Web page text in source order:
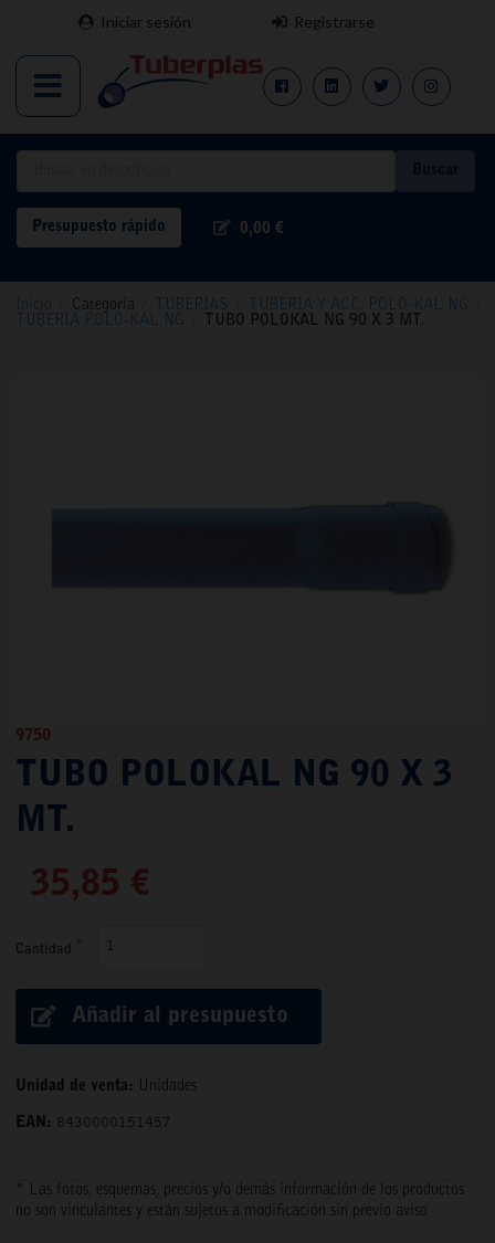
Iniciar sesión Registrarse
Presupuesto rápido 0,00 €
Inicio Categoría TUBERIAS TUBERIA Y ACC. POLO-KAL NG
TUBERIA POLO-KAL NG TUBO POLOKAL NG 90 X 3 MT.
9750
TUBO POLOKAL NG 90 X 3
MT.
35,85 €
Cantidad
Añadir al presupuesto
Unidad de venta: Unidades
EAN: 8430000151457
* Las fotos, esquemas, precios y/o demás información de los productos
no son vinculantes y están sujetos a modificación sin previo aviso